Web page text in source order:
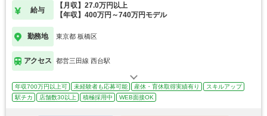
給与
【月収】27.0万円以上
【年収】400万円～740万円モデル
勤務地 東京都 板橋区
アクセス 都営三田線 西台駅
年収700万円以上可 未経験者も応募可能 産休・育休取得実績有り
スキルアップ
駅チカ
店舗数30以上 積極採用中 WEB面接OK